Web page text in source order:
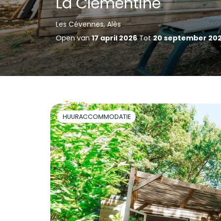
Les Cévennes, Alès
Open van17 april 2026Tot20 september
Terug
HUURACCOMMODATIE